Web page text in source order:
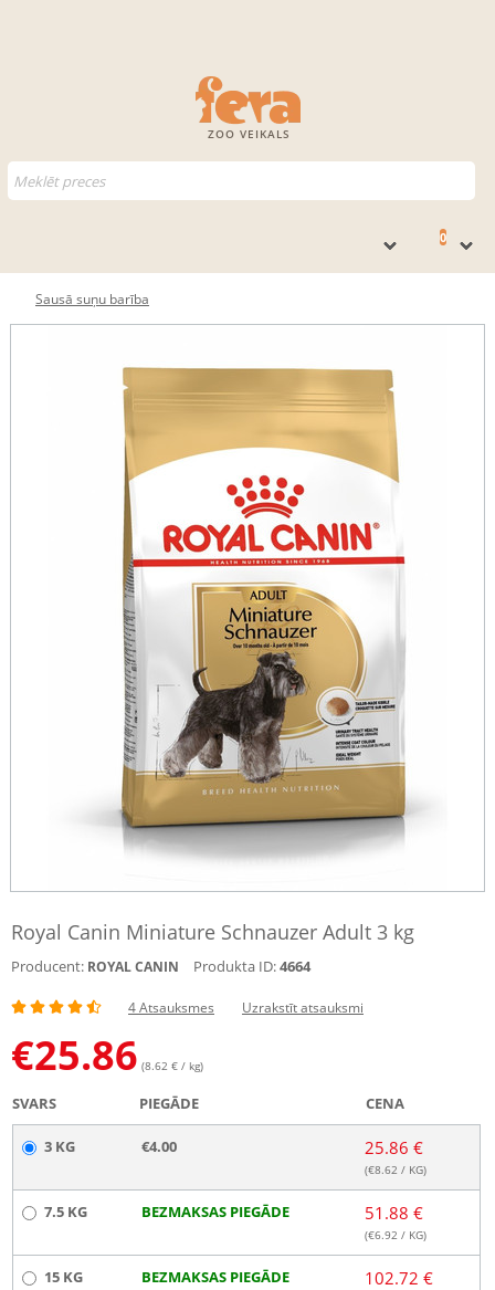
ZOO VEIKALS
0
Sausā suņu barība
Royal Canin Miniature Schnauzer Adult 3 kg
Producent: ROYAL CANIN Produkta ID:4664
4 Atsauksmes Uzrakstīt atsauksmi
€25.86 (8.62 € / kg)
SVARS PIEGĀDE CENA
3 KG €4.00 25.86 €
(€8.62 / KG)
7.5 KG BEZMAKSAS PIEGĀDE 51.88 €
(€6.92 / KG)
15 KG BEZMAKSAS PIEGĀDE 102.72 €